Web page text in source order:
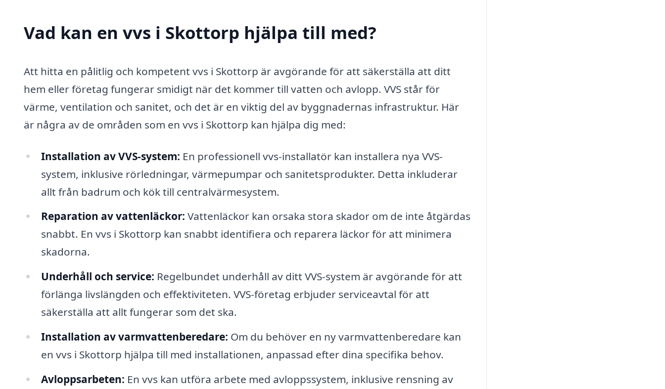
Vad kan en vvs i Skottorp hjälpa till med?
Att hitta en pålitlig och kompetent vvs i Skottorp är avgörande för att säkerställa att ditt
hem eller företag fungerar smidigt när det kommer till vatten och avlopp. VVS står för
värme, ventilation och sanitet, och det är en viktig del av byggnadernas infrastruktur. Här
är några av de områden som en vvs i Skottorp kan hjälpa dig med:
Installation av VVS-system: En professionell vvs-installatör kan installera nya VVS-
system, inklusive rörledningar, värmepumpar och sanitetsprodukter. Detta inkluderar
allt från badrum och kök till centralvärmesystem.
Reparation av vattenläckor: Vattenläckor kan orsaka stora skador om de inte åtgärdas
snabbt. En vvs i Skottorp kan snabbt identifiera och reparera läckor för att minimera
skadorna.
Underhåll och service: Regelbundet underhåll av ditt VVS-system är avgörande för att
förlänga livslängden och effektiviteten. VVS-företag erbjuder serviceavtal för att
säkerställa att allt fungerar som det ska.
Installation av varmvattenberedare: Om du behöver en ny varmvattenberedare kan
en vvs i Skottorp hjälpa till med installationen, anpassad efter dina specifika behov.
Avloppsarbeten: En vvs kan utföra arbete med avloppssystem, inklusive rensning av